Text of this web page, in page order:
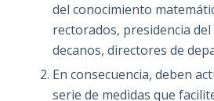
del conocimiento
rectorados, presidencia del
decanos, directores de
En consecuencia, deben
serie de medidas que